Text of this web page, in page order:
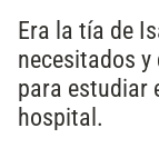
Era la tía de
necesitados
para estudiar
hospital.